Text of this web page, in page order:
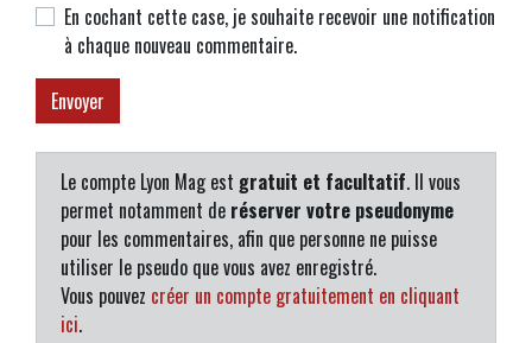
En cochant cette case, je souhaite recevoir une notification
à chaque nouveau commentaire.
Le compte Lyon Mag est gratuit et facultatif. Il vous
permet notamment de réserver votre pseudonyme
pour les commentaires, afin que personne ne puisse
utiliser le pseudo que vous avez enregistré.
Vous pouvez créer un compte gratuitement en cliquant
ici.